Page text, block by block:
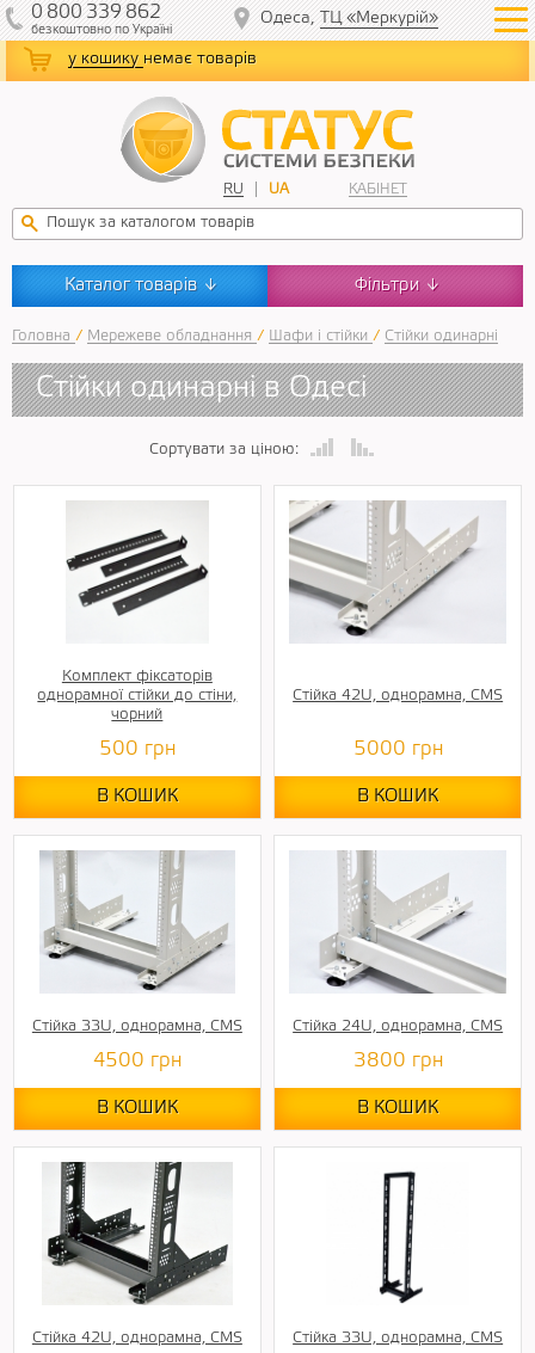
у кошику немає товарів
RU UA КАБІНЕТ
0 800 339 862
безкоштовнопо Україні
Одеса, ТЦ «Меркурій»
Каталог товарів ↓ Фільтри ↓
Головна / Мережеве обладнання / Шафи і стійки / Стійки одинарні
Стійки одинарні в Одесі
Сортувати за ціною:
Комплект фіксаторів
однорамної стійки до стіни,
чорний
500 грн
В КОШИК
Стійка 42U, однорамна, CMS
5000 грн
В КОШИК
Стійка 33U, однорамна, CMS
4500 грн
В КОШИК
Стійка 24U, однорамна, CMS
3800 грн
В КОШИК
Стійка 42U, однорамна, CMS Стійка 33U, однорамна, CMS